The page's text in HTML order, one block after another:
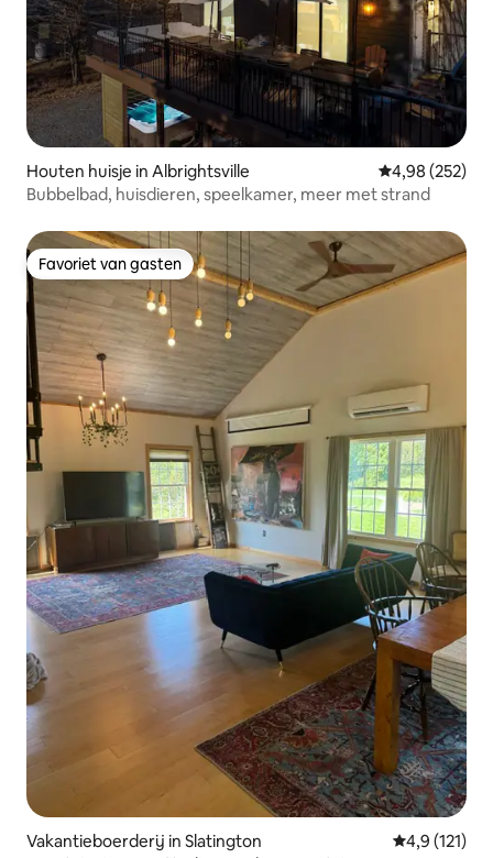
Houten huisje in Albrightsville Gemiddelde
4,98 (252)
Bubbelbad, huisdieren, speelkamer, meer met strand
Favoriet van gasten
Favoriet van gasten
Vakantieboerderij in Slatington Gemiddelde
4,9 (121)